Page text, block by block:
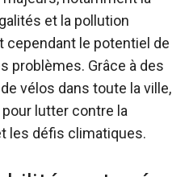
et la pollution
cependant le potentiel de
problèmes. Grâce à des
vélos dans toute la ville,
lutter contre la
les défis climatiques.